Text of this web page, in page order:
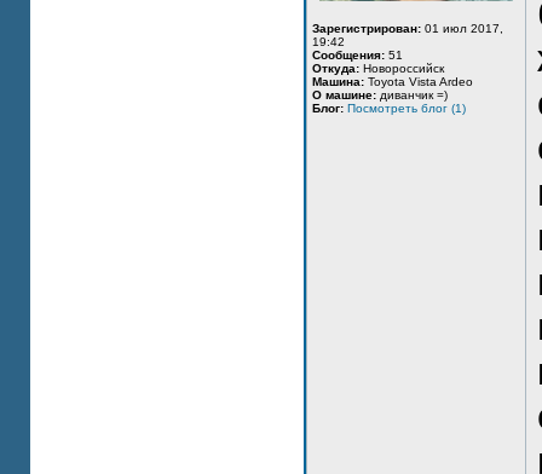
Зарегистрирован: 01 июл 2017,
19:42
Сообщения: 51
Откуда: Новороссийск
Машина: Toyota Vista Ardeo
О машине: диванчик =)
Блог: Посмотреть блог (1)